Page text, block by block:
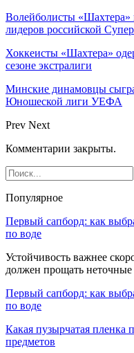
Волейболисты «Шахтера»
лидеров российской
Хоккеисты «Шахтера»
сезоне экстралиги
Минские динамовцы
Юношеской лиги УЕФА
Prev Next
Комментарии закрыты.
Популярное
Первый сапборд: как
по воде
Устойчивость важнее
должен прощать
Первый сапборд: как
по воде
Какая пузырчатая пленка
предметов